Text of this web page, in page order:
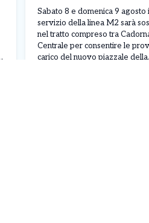
Sabato 8 e domenica 9 agosto
servizio della linea M2 sarà
nel tratto compreso tra
Centrale per consentire le
carico del nuovo piazzale della